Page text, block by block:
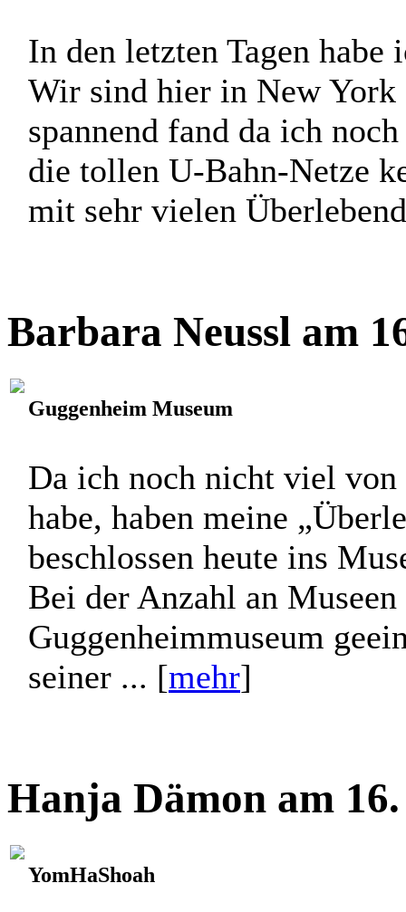
In den letzten Tagen
Wir sind hier in New York
spannend fand da ich
die tollen U-Bahn-Netze
mit sehr vielen
Barbara Neussl am
Guggenheim Museum
Da ich noch nicht viel
habe, haben meine
beschlossen heute ins
Bei der Anzahl an
Guggenheimmuseum
seiner ... [mehr]
Hanja Dämon am
YomHaShoah